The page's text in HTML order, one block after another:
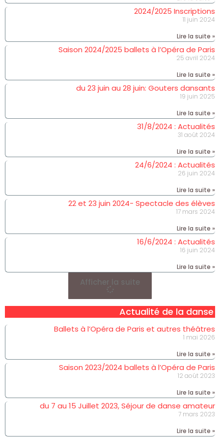
2024/2025 Inscriptions
11 juin 2024
Lire la suite »
Saison 2024/2025 ballets à l’Opéra de Paris
25 avril 2024
Lire la suite »
du 23 juin au 28 juin: Gouters dansants
19 juin 2025
Lire la suite »
31/8/2024 : Actualités
31 août 2024
Lire la suite »
24/6/2024 : Actualités
26 juin 2024
Lire la suite »
22 et 23 juin 2024- Spectacle des élèves
17 mars 2024
Lire la suite »
16/6/2024 : Actualités
16 juin 2024
Lire la suite »
Afficher la suite
Actualité de la danse
Ballets à l’Opéra de Paris et autres théâtres
1 mai 2026
Lire la suite »
Saison 2023/2024 ballets à l’Opéra de Paris
12 août 2023
Lire la suite »
du 7 au 15 Juillet 2023, Séjour de danse amateur
7 mars 2023
Lire la suite »